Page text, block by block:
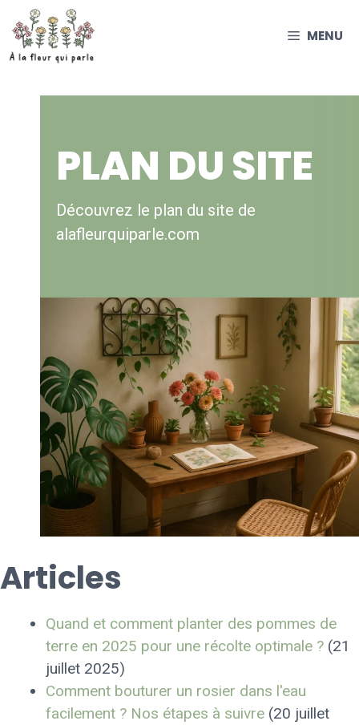
au
contenu
MENU
PLAN DU SITE
Découvrez le plan du site de
alafleurquiparle.com
Articles
Quand et comment planter des pommes de
terre en 2025 pour une récolte optimale ? (21
juillet 2025)
Comment bouturer un rosier dans l'eau
facilement ? Nos étapes à suivre (20 juillet